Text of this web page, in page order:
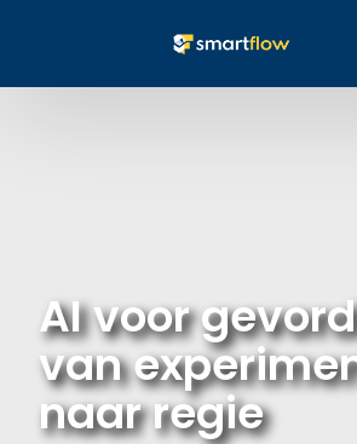
AI voor
van
naar regie